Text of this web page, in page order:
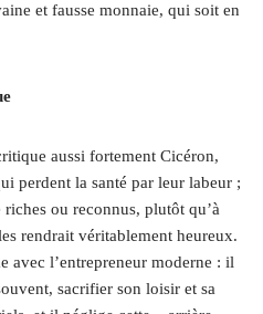
et fausse monnaie, qui soit en
aussi fortement Cicéron,
perdent la santé par leur labeur ;
ou reconnus, plutôt qu’à
rendrait véritablement heureux.
avec l’entrepreneur moderne : il
sacrifier son loisir et sa